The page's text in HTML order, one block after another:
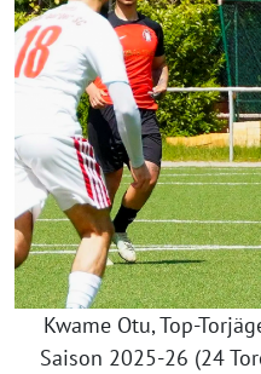
Kwame Otu, Top-
Saison 2025-26 (24